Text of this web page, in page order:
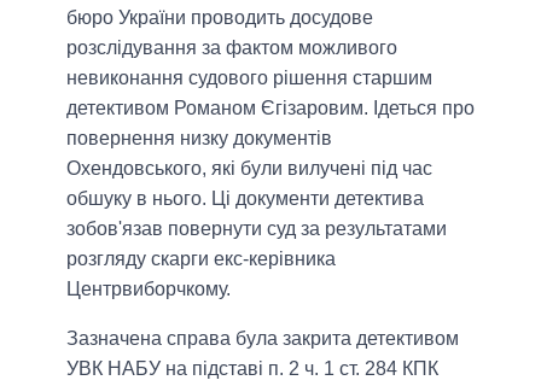
бюро України проводить досудове
розслідування за фактом можливого
невиконання судового рішення старшим
детективом Романом Єгізаровим. Ідеться про
повернення низку документів
Охендовського, які були вилучені під час
обшуку в нього. Ці документи детектива
зобов'язав повернути суд за результатами
розгляду скарги екс-керівника
Центрвиборчкому.
Зазначена справа була закрита детективом
УВК НАБУ на підставі п. 2 ч. 1 ст. 284 КПК